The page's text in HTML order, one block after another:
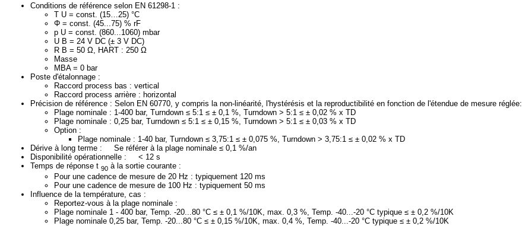
Conditions de référence selon EN 61298-1 :
T U = const. (15…25) °C
Φ = const. (45...75) % rF
p U = const. (860...1060) mbar
U B = 24 V DC (± 3 V DC)
R B = 50 Ω, HART : 250 Ω
Masse
MBA = 0 bar
Poste d'étalonnage :
Raccord process bas : vertical
Raccord process arrière : horizontal
Précision de référence : Selon EN 60770, y compris la non-linéarité, l'hystérésis et la reproductibilité en fonction de l'étendue de mesure réglée:
Plage nominale : 1-400 bar, Turndown ≤ 5:1 ≤ ± 0,1 %, Turndown > 5:1 ≤ ± 0,02 % x TD
Plage nominale : 0,25 bar, Turndown ≤ 5:1 ≤ ± 0,15 %, Turndown > 5:1 ≤ ± 0,03 % x TD
Option :
Plage nominale : 1-40 bar, Turndown ≤ 3,75:1 ≤ ± 0,075 %, Turndown > 3,75:1 ≤ ± 0,02 % x TD
Dérive à long terme : Se référer à la plage nominale ≤ 0,1 %/an
Disponibilité opérationnelle : < 12 s
Temps de réponse t 90 à la sortie courante :
Pour une cadence de mesure de 20 Hz : typiquement 120 ms
Pour une cadence de mesure de 100 Hz : typiquement 50 ms
Influence de la température, cas :
Reportez-vous à la plage nominale :
Plage nominale 1 - 400 bar, Temp. -20...80 °C ≤ ± 0,1 %/10K, max. 0,3 %, Temp. -40...-20 °C typique ≤ ± 0,2 %/10K
Plage nominale 0,25 bar, Temp. -20...80 °C ≤ ± 0,15 %/10K, max. 0,4 %, Temp. -40...-20 °C typique ≤ ± 0,2 %/10K